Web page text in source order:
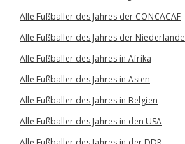
Alle Fußballer des Jahres der CONCACAF
Alle Fußballer des Jahres der Niederlande
Alle Fußballer des Jahres in Afrika
Alle Fußballer des Jahres in Asien
Alle Fußballer des Jahres in Belgien
Alle Fußballer des Jahres in den USA